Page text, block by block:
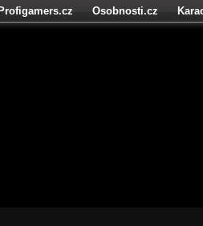
Profigamers.cz Osobnosti.cz